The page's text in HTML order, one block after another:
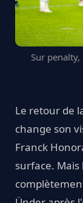
Sur
Le retour de
change son
Franck
surface.